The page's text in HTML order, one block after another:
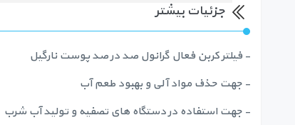
جزئیات بیشتر
- فیلتر کربن فعال گرانول صد در صد پوست نارگیل
- جهت حذف مواد آلی و بهبود طعم آب
- جهت استفاده در دستگاه های تصفیه و تولید آب شرب